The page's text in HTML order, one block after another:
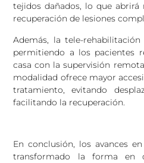
tejidos dañados, lo que abrirá
recuperación de lesiones
Además, la tele-rehabilitación
permitiendo a los pacientes
casa con la supervisión
modalidad ofrece mayor
tratamiento, evitando
facilitando la recuperación.
En conclusión, los avances
transformado la forma